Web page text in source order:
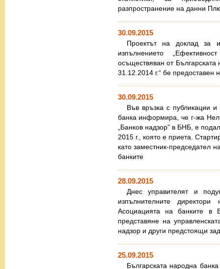
разпространение на данни
30.09.2015
Проектът на доклад за
изпълнението
осъществяван от
31.12.2014 г.“ бе
30.09.2015
Във връзка с публикации и
банка информира, че г-жа
„Банков надзор” в БНБ, е
2015 г., която е приета.
като заместник-председател
банките
28.09.2015
Днес управителят и
изпълнителните
Асоциацията на банките в
представяне на
надзор и други предстоящи
25.09.2015
Българската народна